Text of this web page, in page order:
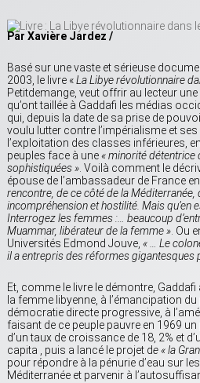
Par Xavière Jardez /
Basé sur une vaste et sérieuse
2003, le livre «La Libye révolutionnaire
Petitdemange, veut offrir au lecteur
qu’ont taillée à Gaddafi les médias
qui, depuis la date de sa prise de
voulu lutter contre l’impérialisme et
l’exploitation des classes inférieures,
peuples face à une« minorité détentrice
sophistiquées » . Voilà comment le
épouse de l’ambassadeur de France
rencontre, de ce côté de la Méditerranée,
incompréhension et hostilité. Mais qu’en
Interrogez les femmes :… beaucoup
Muammar, libérateur de la femme » . Ou
Universités Edmond Jouve, « … Le
il a entrepris des réformes gigantesques
Et, comme le livre le démontre,
la femme libyenne, à l’émancipation
démocratie directe progressive, à
faisant de ce peuple pauvre en 1969
d’un taux de croissance de 18, 2% et
capita , puis a lancé le projet de « la
pour répondre à la pénurie d’eau sur
Méditerranée et parvenir à